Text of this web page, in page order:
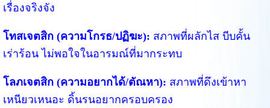
เรื่องจริงจัง
โทสเจตสิก (ความโกรธ/ปฏิฆะ): สภาพที่ผลักไส บีบคั้น
เร่าร้อน ไม่พอใจในอารมณ์ที่มากระทบ
โลภเจตสิก (ความอยากได้/ตัณหา): สภาพที่ดึงเข้าหา
เหนียวเหนอะ ดิ้นรนอยากครอบครอง